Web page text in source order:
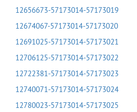
12656673-57173014-57173019
12674067-57173014-57173020
12691025-57173014-57173021
12706125-57173014-57173022
12722381-57173014-57173023
12740071-57173014-57173024
12780023-57173014-57173025